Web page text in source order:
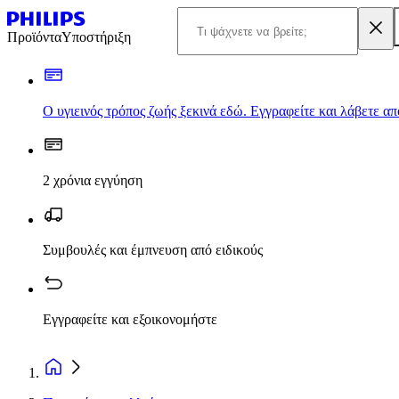
ΠροϊόνταΥποστήριξη
Ο υγιεινός τρόπος ζωής ξεκινά εδώ. Εγγραφείτε και λάβετε
2 χρόνια εγγύηση
Συμβουλές και έμπνευση από ειδικούς
Εγγραφείτε και εξοικονομήστε